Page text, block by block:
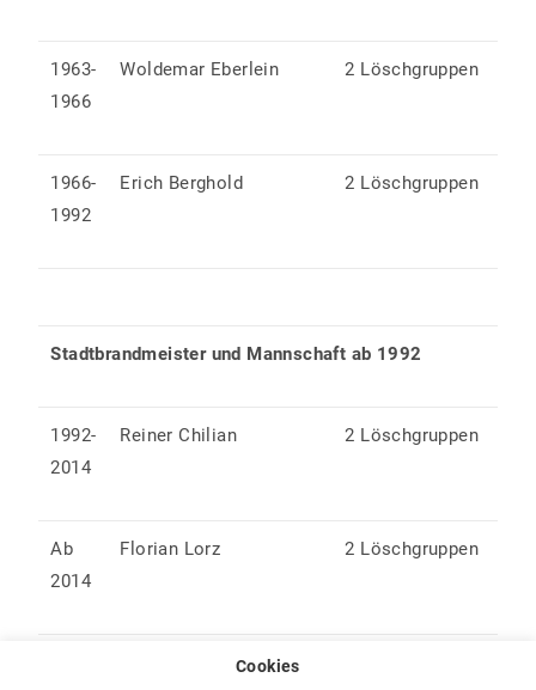
1963-
1966
Woldemar Eberlein 2 Löschgruppen
1966-
1992
Erich Berghold 2 Löschgruppen
Stadtbrandmeister und Mannschaft ab 1992
1992-
2014
Reiner Chilian 2 Löschgruppen
Ab
2014
Florian Lorz 2 Löschgruppen
Cookies